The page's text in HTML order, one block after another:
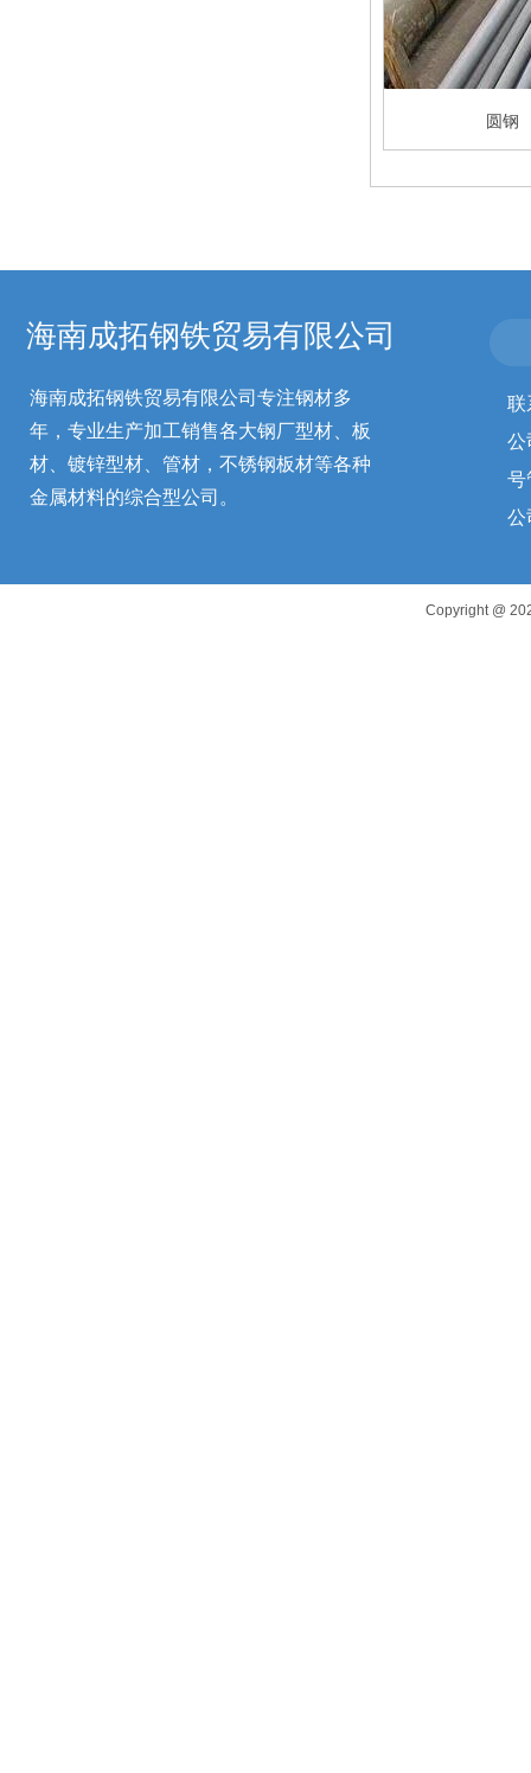
圆钢
海南成拓钢铁贸易有限公司专注钢材多
年，专业生产加工销售各大钢厂型材、板
材、镀锌型材、管材，不锈钢板材等各种
金属材料的综合型公司。
联
公
号
公
海南成拓钢铁贸易有限公司
Copyright @